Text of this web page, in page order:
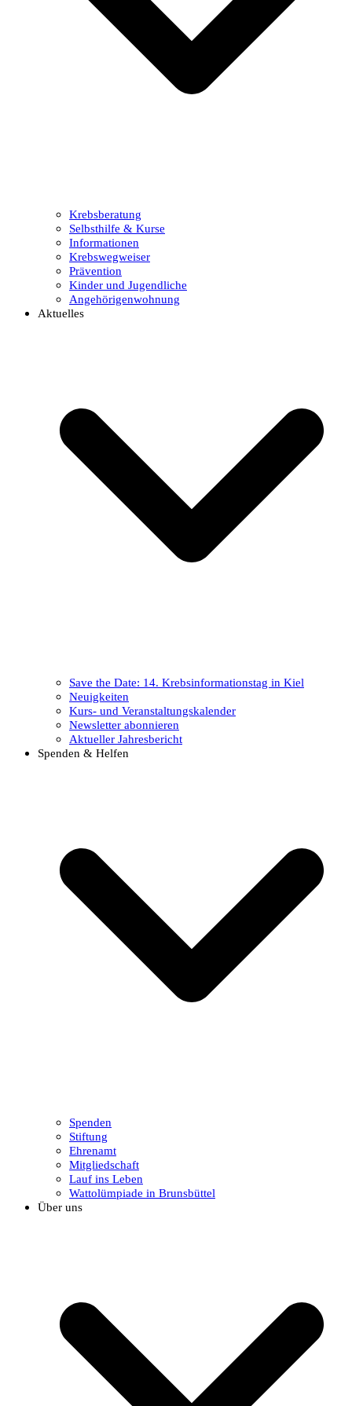
Krebsberatung
Selbsthilfe & Kurse
Informationen
Krebswegweiser
Prävention
Kinder und Jugendliche
Angehörigenwohnung
Aktuelles
Save the Date: 14. Krebsinformationstag in Kiel
Neuigkeiten
Kurs- und Veranstaltungskalender
Newsletter abonnieren
Aktueller Jahresbericht
Spenden & Helfen
Spenden
Stiftung
Ehrenamt
Mitgliedschaft
Lauf ins Leben
Wattolümpiade in Brunsbüttel
Über uns